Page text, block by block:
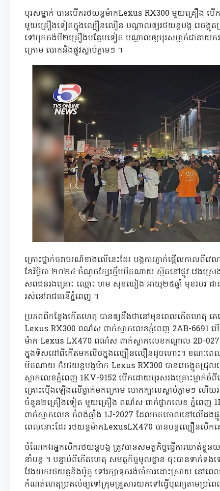
បុរសម្នាក់ បានបើករថយន្តម៉ាកLexus RX300 មួយគ្រឿង បើ
មួយគ្រឿងទៀតក្នុងល្បឿនលឿន បណ្តាលឲ្យរថយន្តបង្ក រេចង្កូត
ទៅបុកកង់បី២គ្រឿងបន្ថែមទៀត បណ្តាលឲ្យបុរសម្នាក់ជានាយ
ក្រោម បោកនិងផ្លូវស្លាប់ភ្លាមៗ ។
គ្រោះថ្នាក់ចរាចរណ៍ខាងលើនេះដែរ បង្កការភ្ញាក់ផ្អើលកាល
ខែវិច្ឆិកា ២០២៤ ចំណុចក្បែរក្លឹបមីតណាយ ស្ថិតនៅផ្លូវ វេង
សពជនរងគ្រោះ ឈ្មោះ ហម សុខឃៀង អាយុ២៥ឆ្នាំ មុខរបរ ជា
រស់នៅរាជធានីភ្នំពេញ ។
ប្រភពពីកន្លែងកើតហេតុ បានឲ្យដឹងថានៅមុនពេលកើតហេតុ
Lexus RX300 ពណ៌ស ពាក់ស្លាកលេខភ្នំពេញ 2AB-6691
ម៉ាក Lexus LX470 ពណ៌ស ពាក់ស្លាកលេខកណ្តាល 2D-0277
ក្នុងទិសដៅពីកើតមកលិចក្នុងល្បឿនលឿនដូចហោះ។ ខណៈព
មីតណាយ ក៏រថយន្តបង្កម៉ាក Lexus RX300 បានរេចង្កូតជ្
ស្លាកលេខភ្នំពេញ 1KV-9152 បើកដោយបុរសរងគ្រោះម្នា
គ្រោះប៉ើងឡើងលើធ្លាក់មកក្រោម បោកក្បាលស្លាប់ភ្លាមៗ ហើយ
ចំនួន២គ្រឿងទៀត មួយគ្រឿង ពណ៌ស ពាក់ផ្លាកលេខ ភ្នំពេញ
ពាក់ស្លាកលេខ កំពង់ឆ្នាំង 1J-2027 ដែលចតចោលនៅលើដងផ្លូ
ពេលនោះដែរ រថយន្តម៉ាកLexusLX470 បានបន្តល្បឿនបើក
ចំណែកឯអ្នកបើករថយន្តបង្ក ត្រូវបានសមត្ថកិច្ចធ្វើការឃាត់
នាំបន្ត ។ បន្ទាប់ពីកើតហេតុ សមត្ថកិច្ចមូលដ្ឋាន ចុះបានទាក់ទ
វែងយករថយន្តនិងម៉ូតូ ទៅរក្សាទុករង់ចាំការដោះស្រាយ នៅព
កំណត់ហេតុប្រគល់ឲ្យទៅក្រុមគ្រួសារយកទៅធ្វើបុណ្យតាមប្រ